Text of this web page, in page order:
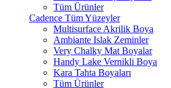
Tüm Ürünler
Cadence Tüm Yüzeyler
Multisurface Akrilik Boya
Ambiante Islak Zeminler
Very Chalky Mat Boyalar
Handy Lake Vernikli Boya
Kara Tahta Boyaları
Tüm Ürünler